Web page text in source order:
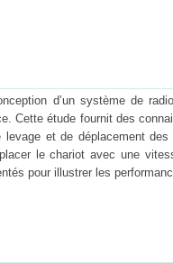
d’un système de
Cette étude fournit des
levage et de déplacement
le chariot avec une
pour illustrer les